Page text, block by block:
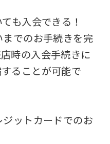
も入会できる！
でのお手続きを完
時の入会手続きに
ることが可能で
ットカードでのお